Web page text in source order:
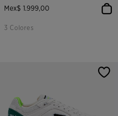
Mex$ 1.999,00
3 Colores